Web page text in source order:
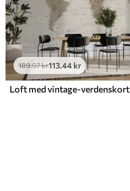
189.07kr113.44 kr
Loft med vintage-verdenskort